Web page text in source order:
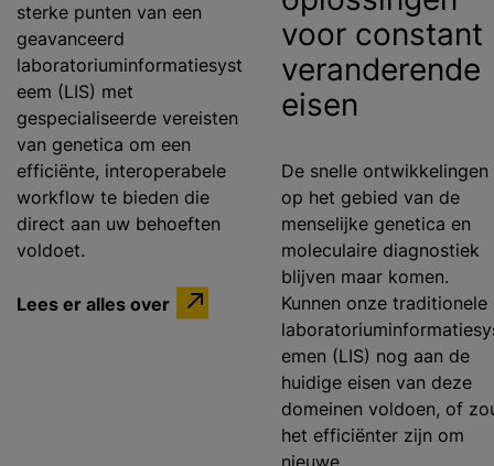
sterke punten van een
geavanceerd
laboratoriuminformatiesyst
eem (LIS) met
gespecialiseerde vereisten
van genetica om een ​​
efficiënte, interoperabele
workflow te bieden die
direct aan uw behoeften
voldoet.
Lees er alles over
voor constant
veranderende
eisen
De snelle ontwikkelingen
op het gebied van de
menselijke genetica en
moleculaire diagnostiek
blijven maar komen.
Kunnen onze traditionele
emen (LIS) nog aan de
huidige eisen van deze
domeinen voldoen, of
het efficiënter zijn om
nieuwe